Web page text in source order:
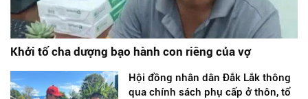
Khởi tố cha dượng bạo hành con riêng của vợ
Hội đồng nhân dân Đắk Lắk thông
qua chính sách phụ cấp ở thôn, tổ